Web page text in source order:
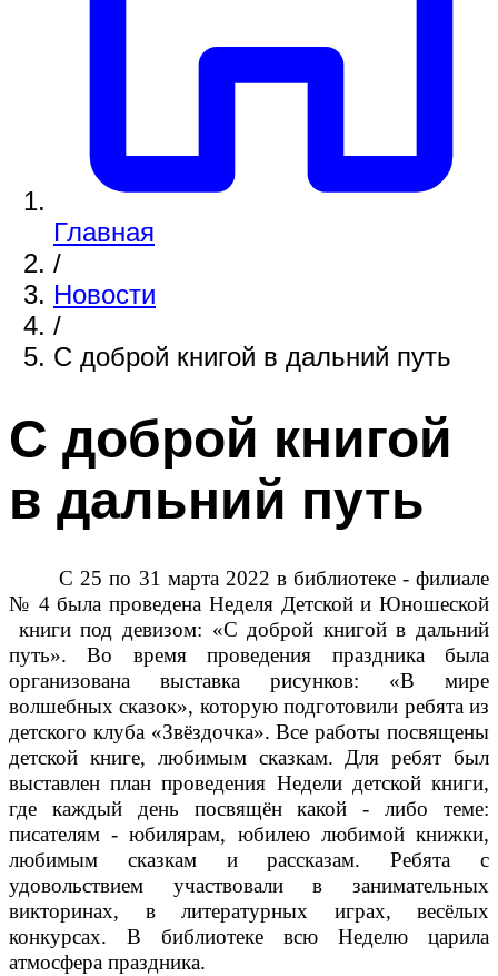
Главная
/
Новости
/
С доброй книгой в дальний путь
С доброй книгой
в дальний путь
С 25 по 31 марта 2022 в библиотеке - филиале
№ 4 была проведена Неделя Детской и Юношеской
книги под девизом: «С доброй книгой в дальний
путь». Во время проведения праздника была
организована выставка рисунков: «В мире
волшебных сказок», которую подготовили ребята из
детского клуба «Звёздочка». Все работы посвящены
детской книге, любимым сказкам. Для ребят был
выставлен план проведения Недели детской книги,
где каждый день посвящён какой - либо теме:
писателям - юбилярам, юбилею любимой книжки,
любимым сказкам и рассказам. Ребята с
удовольствием участвовали в занимательных
викторинах, в литературных играх, весёлых
конкурсах. В библиотеке всю Неделю царила
атмосфера праздника.